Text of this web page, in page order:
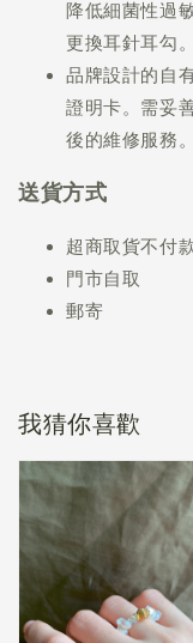
降低細菌性過
更換耳針耳勾。
品牌設計的自
證明卡。需妥
後的維修服務。
送貨方式
超商取貨不付
門市自取
郵寄
我猜你喜歡